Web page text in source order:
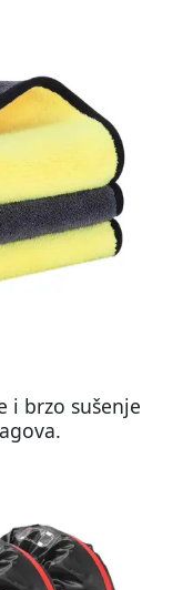
i brzo sušenje